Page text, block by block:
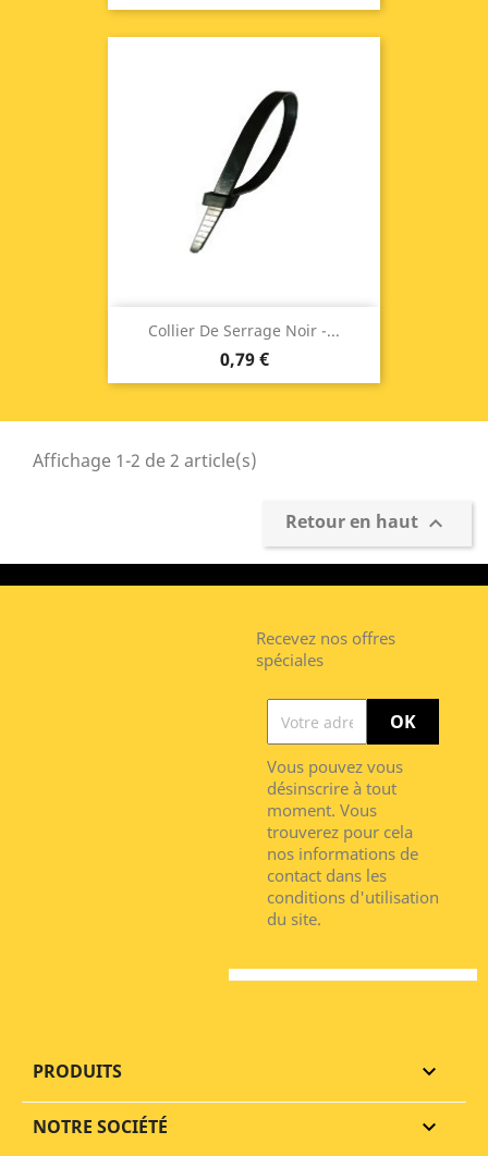
Collier De Serrage Noir -...
0,79 €
Affichage 1-2 de 2 article(s)
Retour en haut 
Recevez nos offres
spéciales
Vous pouvez vous
désinscrire à tout
moment. Vous
trouverez pour cela
nos informations de
contact dans les
conditions d'utilisation
du site.
PRODUITS 
NOTRE SOCIÉTÉ 